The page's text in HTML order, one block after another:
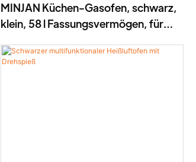
MINJAN Küchen-Gasofen, schwarz,
klein, 58 l Fassungsvermögen, für